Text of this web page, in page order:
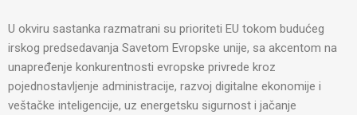
U okviru sastanka razmatrani su prioriteti EU tokom budućeg
irskog predsedavanja Savetom Evropske unije, sa akcentom na
unapređenje konkurentnosti evropske privrede kroz
pojednostavljenje administracije, razvoj digitalne ekonomije i
veštačke inteligencije, uz energetsku sigurnost i jačanje